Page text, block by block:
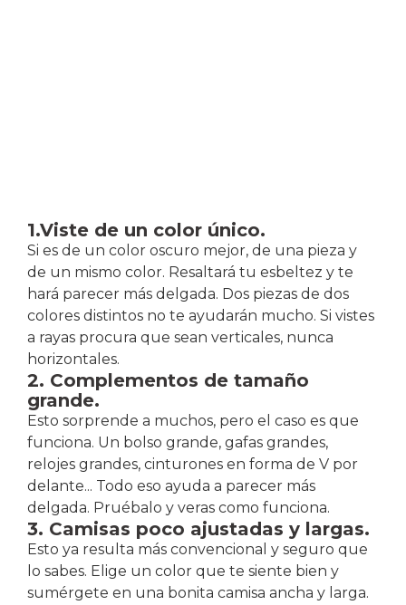
1.Viste de un color único.
Si es de un color oscuro mejor, de una pieza y
de un mismo color. Resaltará tu esbeltez y te
hará parecer más delgada. Dos piezas de dos
colores distintos no te ayudarán mucho. Si vistes
a rayas procura que sean verticales, nunca
horizontales.
2. Complementos de tamaño
grande.
Esto sorprende a muchos, pero el caso es que
funciona. Un bolso grande, gafas grandes,
relojes grandes, cinturones en forma de V por
delante... Todo eso ayuda a parecer más
delgada. Pruébalo y veras como funciona.
3. Camisas poco ajustadas y largas.
Esto ya resulta más convencional y seguro que
lo sabes. Elige un color que te siente bien y
sumérgete en una bonita camisa ancha y larga.